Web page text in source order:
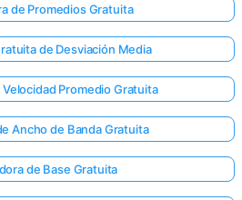
de Promedios Gratuita
de Desviación Media
Promedio Gratuita
Ancho de Banda Gratuita
de Base Gratuita